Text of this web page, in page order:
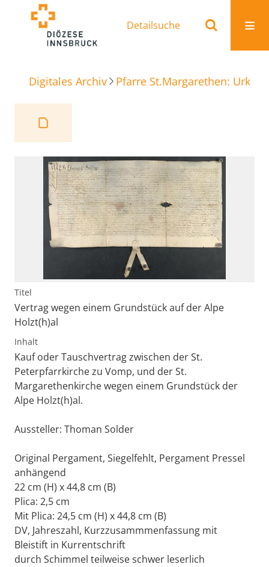
Detailsuche
Digitales Archiv Pfarre St.Margarethen:
Titel
Vertrag wegen einem Grundstück auf der Alpe
Holzt(h)al
Inhalt
Kauf oder Tauschvertrag zwischen der St.
Peterpfarrkirche zu Vomp, und der St.
Margarethenkirche wegen einem Grundstück der
Alpe Holzt(h)al.
Aussteller: Thoman Solder
Original Pergament, Siegelfehlt, Pergament Pressel
anhängend
22 cm (H) x 44,8 cm (B)
Plica: 2,5 cm
Mit Plica: 24,5 cm (H) x 44,8 cm (B)
DV, Jahreszahl, Kurzzusammmenfassung mit
Bleistift in Kurrentschrift
durch Schimmel teilweise schwer leserlich